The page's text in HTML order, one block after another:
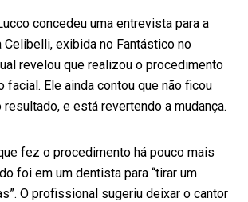
concedeu uma entrevista para a
Celibelli, exibida no Fantástico no
revelou que realizou o procedimento
facial. Ele ainda contou que não ficou
e está revertendo a mudança.
fez o procedimento há pouco mais
foi em um dentista para “tirar um
O profissional sugeriu deixar o cantor